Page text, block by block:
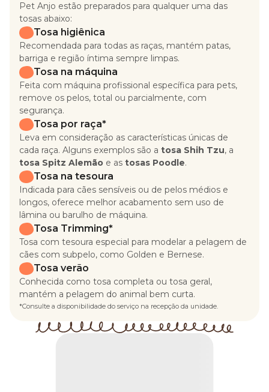
Pet Anjo estão preparados para qualquer uma das
tosas abaixo:
Tosa higiênica
Recomendada para todas as raças, mantém patas,
barriga e região íntima sempre limpas.
Tosa na máquina
Feita com máquina profissional específica para pets,
remove os pelos, total ou parcialmente, com
segurança.
Tosa por raça*
Leva em consideração as características únicas de
cada raça. Alguns exemplos são a tosa Shih Tzu, a
tosa Spitz Alemão e as tosas Poodle.
Tosa na tesoura
Indicada para cães sensíveis ou de pelos médios e
longos, oferece melhor acabamento sem uso de
lâmina ou barulho de máquina.
Tosa Trimming*
Tosa com tesoura especial para modelar a pelagem de
cães com subpelo, como Golden e Bernese.
Tosa verão
Conhecida como tosa completa ou tosa geral,
mantém a pelagem do animal bem curta.
*Consulte a disponibilidade do serviço na recepção da unidade.